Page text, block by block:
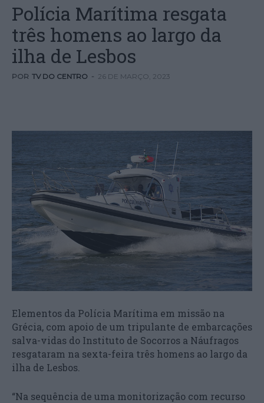
Polícia Marítima resgata
três homens ao largo da
ilha de Lesbos
POR TV DO CENTRO - 26 DE MARÇO, 2023
Elementos da Polícia Marítima em missão na
Grécia, com apoio de um tripulante de embarcações
salva-vidas do Instituto de Socorros a Náufragos
resgataram na sexta-feira três homens ao largo da
ilha de Lesbos.
“Na sequência de uma monitorização com recurso